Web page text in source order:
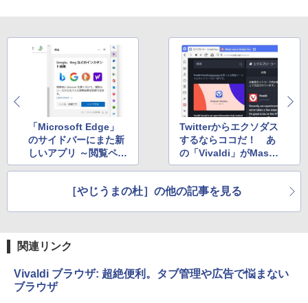
「Microsoft Edge」
のサイドバーにまた新
しいアプリ ～閲覧ペー
ジを深堀する［検出］
Twitterからエクソダス
するならココだ！ あ
の「Vivaldi」がMasto
donインスタンスを開
［やじうまの杜］の他の記事を見る
関連リンク
Vivaldi ブラウザ: 超絶便利。タブ管理や広告で悩まない
ブラウザ